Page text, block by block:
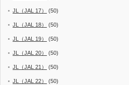
JL（JAL 17） (50)
JL（JAL 18） (50)
JL（JAL 19） (50)
JL（JAL 20） (50)
JL（JAL 21） (50)
JL（JAL 22） (50)